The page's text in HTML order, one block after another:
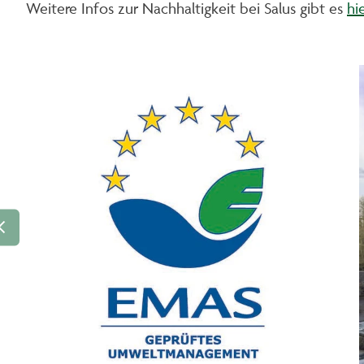
Weitere Infos zur Nachhaltigkeit bei Salus gibt es